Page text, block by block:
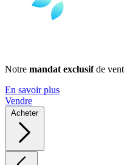
Notre mandat exclusifde
En savoir plus
Vendre
Acheter